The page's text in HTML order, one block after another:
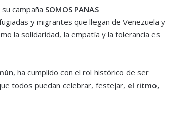
campaña SOMOS PANAS
y migrantes que llegan de Venezuela y
la solidaridad, la empatía y la tolerancia es
, ha cumplido con el rol histórico de ser
todos puedan celebrar, festejar, el ritmo,